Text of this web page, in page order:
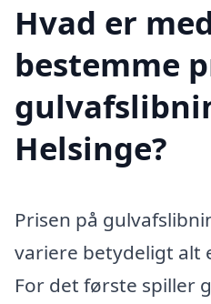
Hvad er
bestemme
Helsinge?
Prisen på
variere betydeligt alt
For det første spiller